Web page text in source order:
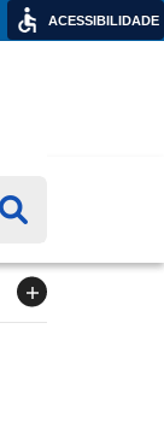
ACESSIBILIDADE